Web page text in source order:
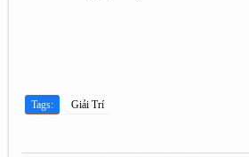
Tags: Giải Trí